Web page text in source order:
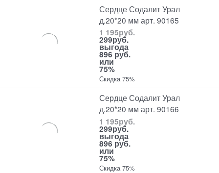
Сердце Содалит Урал
д.20*20 мм арт. 90165
1 195руб.
299руб.
выгода
896 руб.
или
75%
Скидка 75%
Сердце Содалит Урал
д.20*20 мм арт. 90166
1 195руб.
299руб.
выгода
896 руб.
или
75%
Скидка 75%